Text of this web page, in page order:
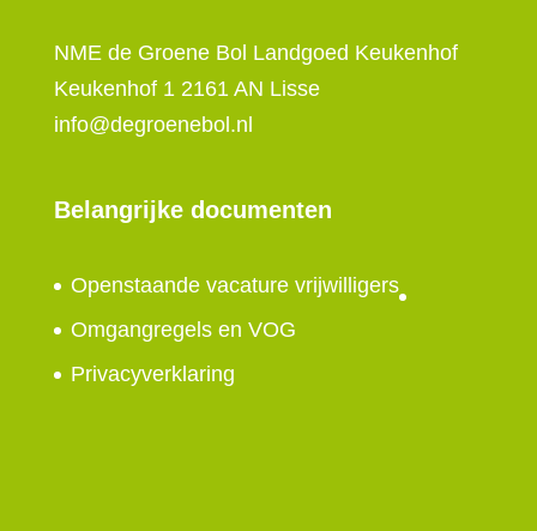
NME de Groene Bol Landgoed Keukenhof
Keukenhof 1 2161 AN Lisse
info@degroenebol.nl
Belangrijke documenten
Openstaande vacature vrijwilligers
Omgangregels en VOG
Privacyverklaring